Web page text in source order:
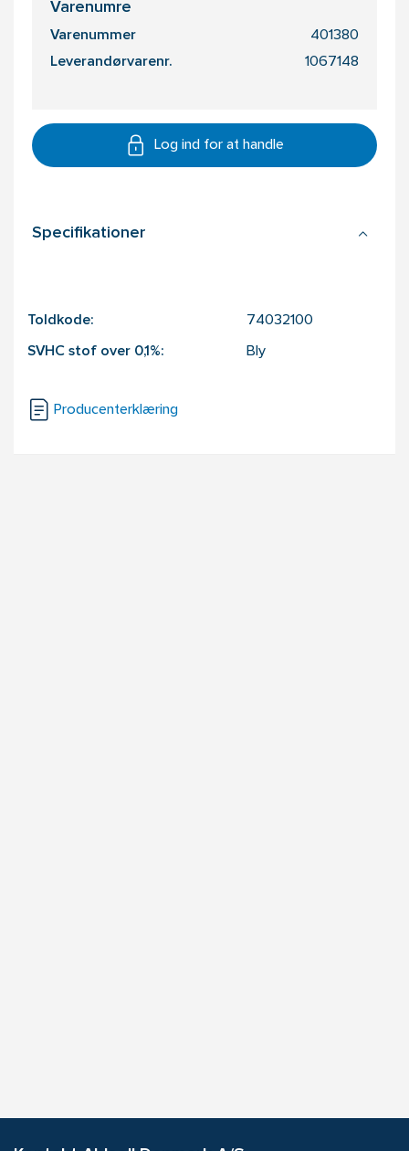
Varenumre
Varenummer 401380
Leverandørvarenr. 1067148
Log ind for at handle
Specifikationer
Toldkode: 74032100
SVHC stof over 0,1%: Bly
Producenterklæring